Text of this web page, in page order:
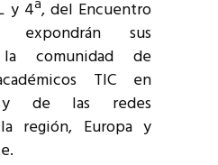
y 4ª, del Encuentro
expondrán sus
comunidad de
TIC en
y de las redes
región, Europa y